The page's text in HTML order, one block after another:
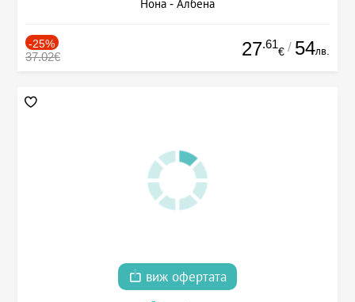
Нона - Албена
-25%
37.02€ 27.61
€ / 54лв.
виж офертата